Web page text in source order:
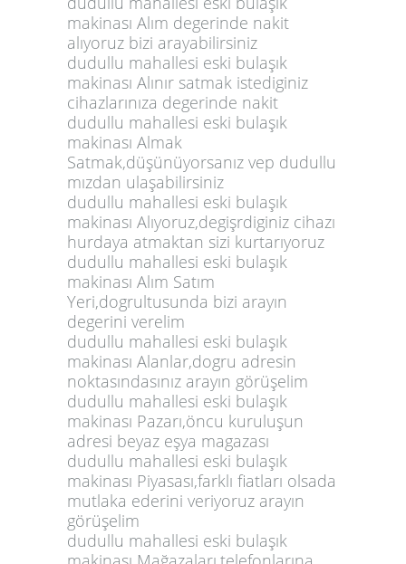
makinası Alım degerinde nakit
alıyoruz bizi arayabilirsiniz
dudullu mahallesi eski bulaşık
makinası Alınır satmak istediginiz
cihazlarınıza degerinde nakit
dudullu mahallesi eski bulaşık
makinası Almak
Satmak,düşünüyorsanız vep dudullu
mızdan ulaşabilirsiniz
dudullu mahallesi eski bulaşık
makinası Alıyoruz,degişrdiginiz cihazı
hurdaya atmaktan sizi kurtarıyoruz
dudullu mahallesi eski bulaşık
makinası Alım Satım
Yeri,dogrultusunda bizi arayın
degerini verelim
dudullu mahallesi eski bulaşık
makinası Alanlar,dogru adresin
noktasındasınız arayın görüşelim
dudullu mahallesi eski bulaşık
makinası Pazarı,öncu kuruluşun
adresi beyaz eşya magazası
dudullu mahallesi eski bulaşık
makinası Piyasası,farklı fiatları olsada
mutlaka ederini veriyoruz arayın
görüşelim
dudullu mahallesi eski bulaşık